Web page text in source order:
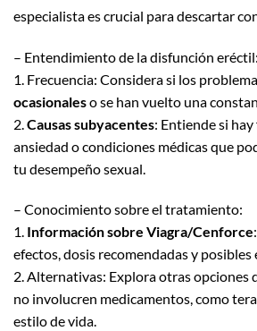
especialista es crucial para descartar
– Entendimiento de la disfunción eréctil:
1. Frecuencia: Considera si los
ocasionaleso se han vuelto una
2. Causas subyacentes: Entiende si
ansiedad o condiciones médicas que
tu desempeño sexual.
– Conocimiento sobre el tratamiento:
1. Información sobre Viagra/Cenforce
efectos, dosis recomendadas y
2. Alternativas: Explora otras opciones
no involucren medicamentos, como
estilo de vida.